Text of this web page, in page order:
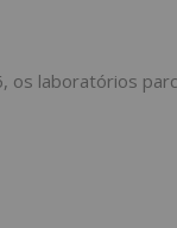
laboratórios